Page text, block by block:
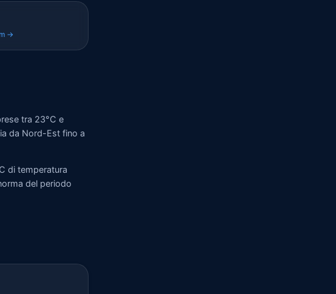
→
tra 23°C e
da Nord-Est fino a
di temperatura
del periodo